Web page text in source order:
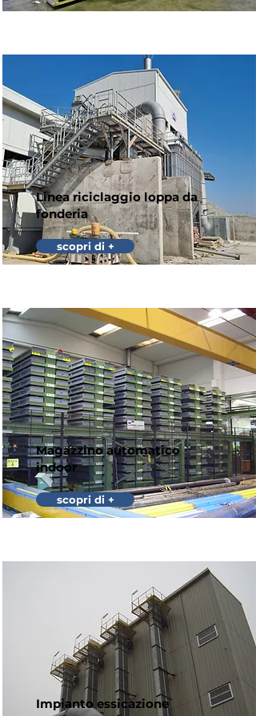
Linea riciclaggio loppa da
fonderia
scopri di +
Magazzino automatico
indoor
scopri di +
Impianto essicazione